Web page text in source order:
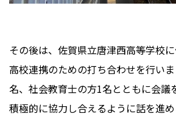
その後は、佐賀県立唐津西高等学校
高校連携のための打ち合わせを行い
名、社会教育士の方1名とともに会議
積極的に協力し合えるように話を進